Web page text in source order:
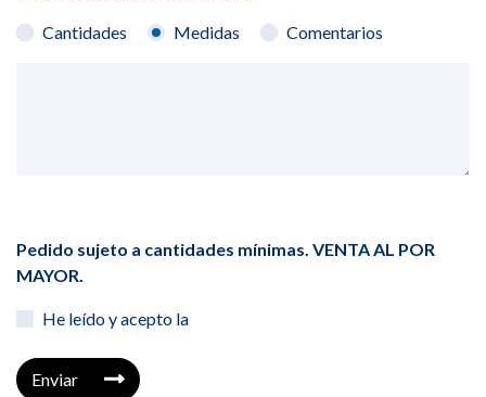
Cantidades Medidas Comentarios
Pedido sujeto a cantidades mínimas. VENTA AL POR
MAYOR.
He leído y acepto la
Enviar